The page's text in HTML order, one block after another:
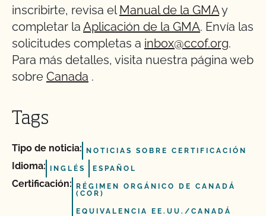
inscribirte, revisa elManual de la GMAy
completar la Aplicación de la GMA. Envía las
solicitudes completas a inbox@ccof.org.
Para más detalles, visita nuestra página web
sobre Canada .
Tags
Tipo de noticia: NOTICIAS SOBRE CERTIFICACIÓN
Idioma: INGLÉS ESPAÑOL
Certificación:
RÉGIMEN ORGÁNICO DE CANADÁ
(COR)
EQUIVALENCIA EE.UU./CANADÁ